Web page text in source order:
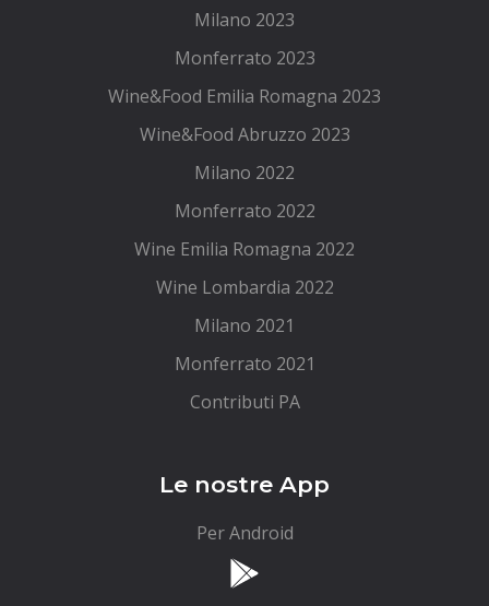
Milano 2023
Monferrato 2023
Wine&Food Emilia Romagna 2023
Wine&Food Abruzzo 2023
Milano 2022
Monferrato 2022
Wine Emilia Romagna 2022
Wine Lombardia 2022
Milano 2021
Monferrato 2021
Contributi PA
Le nostre App
Per Android